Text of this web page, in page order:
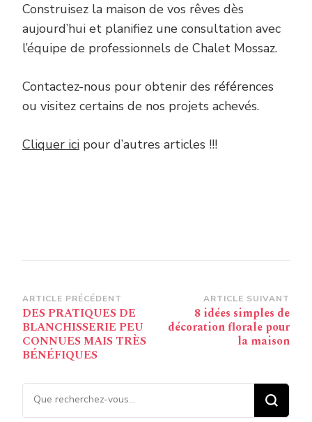
Construisez la maison de vos rêves dès
aujourd’hui et planifiez une consultation avec
l’équipe de professionnels de Chalet Mossaz.
Contactez-nous pour obtenir des références
ou visitez certains de nos projets achevés.
Cliquer ici pour d’autres articles !!!
Navigation
d’article
ARTICLE PRÉCÉDENT
DES PRATIQUES DE
BLANCHISSERIE PEU
CONNUES MAIS TRÈS
BÉNÉFIQUES
ARTICLE SUIVANT
8 idées simples de
décoration florale pour
la maison
Vous recherchiez quelque
chose ?